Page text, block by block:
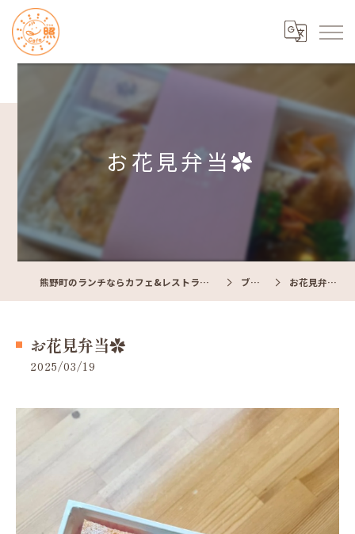
お花見弁当✿
熊野町のランチならカフェ&レストラン Cafe照 ブログ お花見弁当✿
お花見弁当✿
2025/03/19